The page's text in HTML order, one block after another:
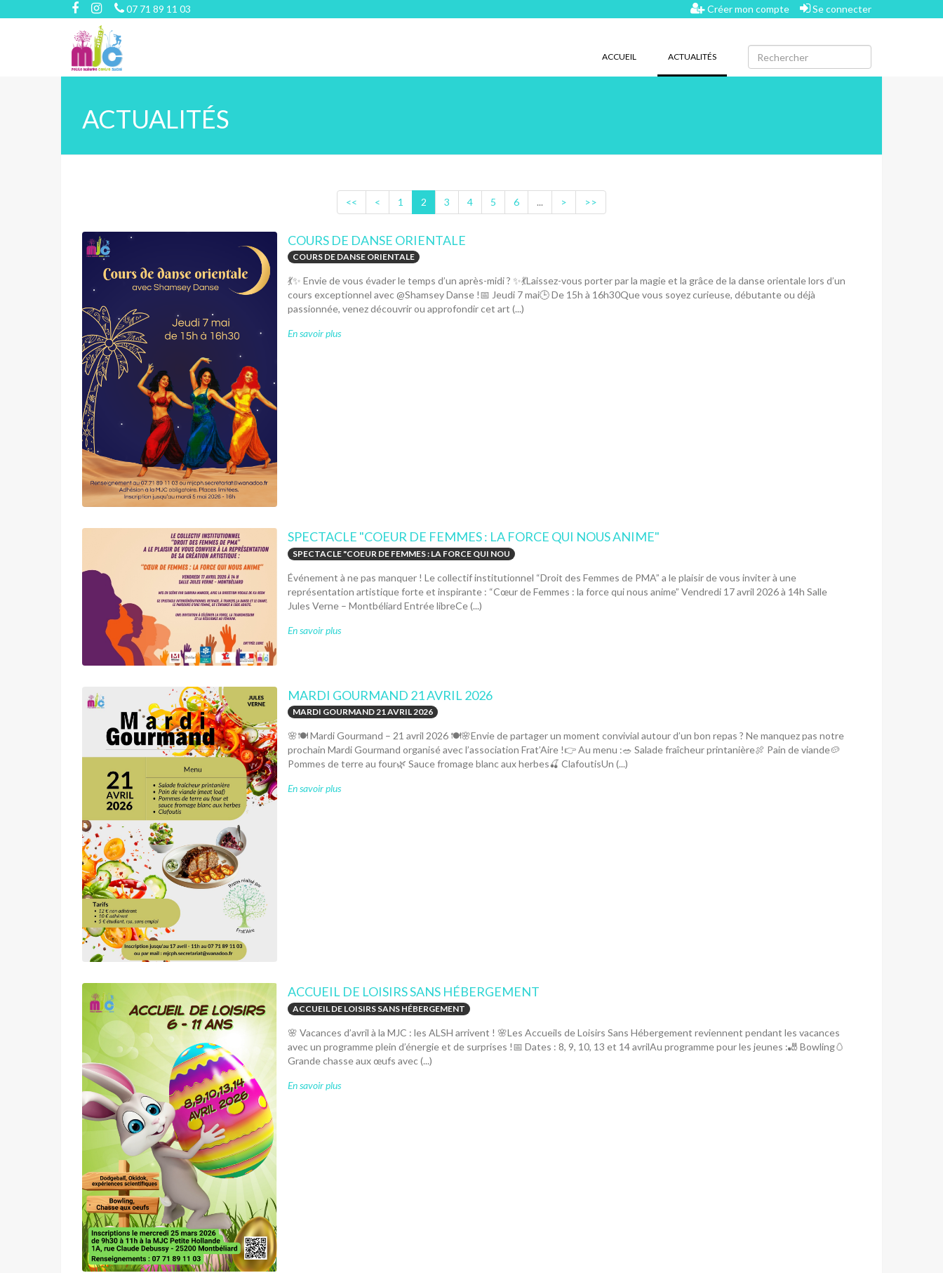
07 71 89 11 03 Créer mon compte Se connecter
ACCUEIL ACTUALITÉS(CURRENT)
ACTUALITÉS
<< < 1 2 3 4 5 6 ... > >>
COURS DE DANSE ORIENTALE
COURS DE DANSE ORIENTALE
💃✨ Envie de vous évader le temps d’un après-midi ? ✨💃Laissez-vous porter par la magie et la grâce de la danse orientale lors d’un
cours exceptionnel avec @Shamsey Danse !📅 Jeudi 7 mai🕒 De 15h à 16h30Que vous soyez curieuse, débutante ou déjà
passionnée, venez découvrir ou approfondir cet art (...)
En savoir plus
SPECTACLE "COEUR DE FEMMES : LA FORCE QUI NOUS ANIME"
SPECTACLE "COEUR DE FEMMES : LA FORCE QUI NOU
Événement à ne pas manquer ! Le collectif institutionnel “Droit des Femmes de PMA” a le plaisir de vous inviter à une
représentation artistique forte et inspirante : “Cœur de Femmes : la force qui nous anime” Vendredi 17 avril 2026 à 14h Salle
Jules Verne – Montbéliard Entrée libreCe (...)
En savoir plus
MARDI GOURMAND 21 AVRIL 2026
MARDI GOURMAND 21 AVRIL 2026
🌸🍽️ Mardi Gourmand – 21 avril 2026 🍽️🌸Envie de partager un moment convivial autour d’un bon repas ? Ne manquez pas notre
prochain Mardi Gourmand organisé avec l’association Frat’Aire !👉 Au menu :🥗 Salade fraîcheur printanière🍖 Pain de viande🥔
Pommes de terre au four🌿 Sauce fromage blanc aux herbes🍒 ClafoutisUn (...)
En savoir plus
ACCUEIL DE LOISIRS SANS HÉBERGEMENT
ACCUEIL DE LOISIRS SANS HÉBERGEMENT
🌸 Vacances d’avril à la MJC : les ALSH arrivent ! 🌸Les Accueils de Loisirs Sans Hébergement reviennent pendant les vacances
avec un programme plein d’énergie et de surprises !📅 Dates : 8, 9, 10, 13 et 14 avrilAu programme pour les jeunes :🎳 Bowling🥚
Grande chasse aux œufs avec (...)
En savoir plus